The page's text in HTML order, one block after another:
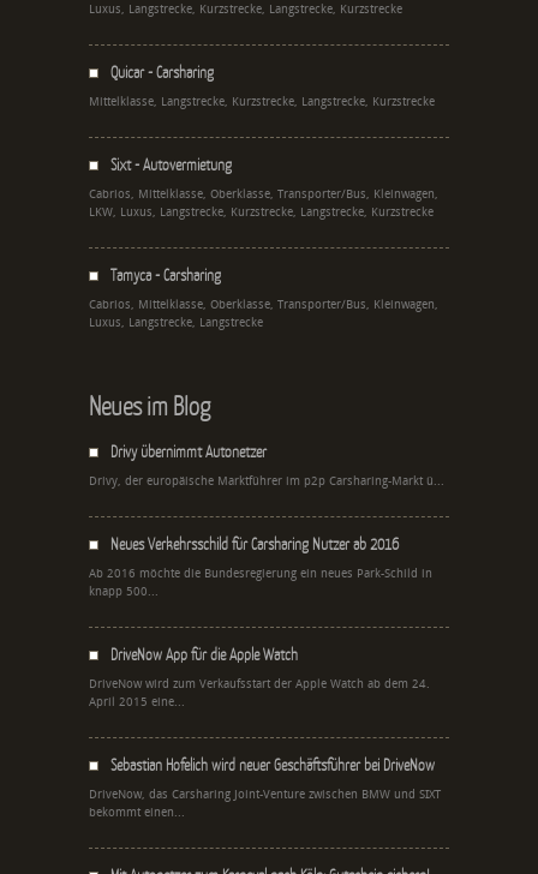
Luxus, Langstrecke, Kurzstrecke, Langstrecke, Kurzstrecke
Quicar - Carsharing
Mittelklasse, Langstrecke, Kurzstrecke, Langstrecke, Kurzstrecke
Sixt - Autovermietung
Cabrios, Mittelklasse, Oberklasse, Transporter/Bus, Kleinwagen,
LKW, Luxus, Langstrecke, Kurzstrecke, Langstrecke, Kurzstrecke
Tamyca - Carsharing
Cabrios, Mittelklasse, Oberklasse, Transporter/Bus, Kleinwagen,
Luxus, Langstrecke, Langstrecke
Neues im Blog
Drivy übernimmt Autonetzer
Drivy, der europäische Marktführer im p2p Carsharing-Markt ü...
Neues Verkehrsschild für Carsharing Nutzer ab 2016
Ab 2016 möchte die Bundesregierung ein neues Park-Schild in
knapp 500...
DriveNow App für die Apple Watch
DriveNow wird zum Verkaufsstart der Apple Watch ab dem 24.
April 2015 eine...
Sebastian Hofelich wird neuer Geschäftsführer bei DriveNow
DriveNow, das Carsharing Joint-Venture zwischen BMW und SIXT
bekommt einen...